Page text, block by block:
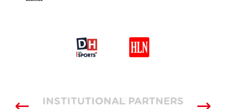
SUPPLIERS
INSTITUTIONAL PARTNERS